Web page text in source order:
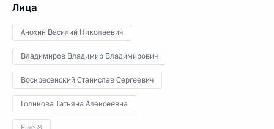
Лица
Анохин Василий Николаевич
Владимиров Владимир Владимирович
Воскресенский Станислав Сергеевич
Голикова Татьяна Алексеевна